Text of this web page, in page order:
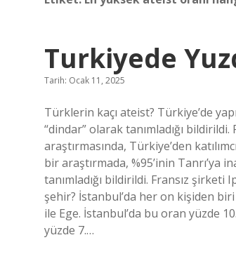
Turkiyede
Tarih: Ocak 11, 2025
Türklerin kaçı ateist? Türkiye’de
“dindar” olarak tanımladığı
araştırmasında, Türkiye’den
bir araştırmada, %95’inin Tanrı’ya
tanımladığı bildirildi. Fransız şirketi
şehir? İstanbul’da her on kişiden biri
ile Ege. İstanbul’da bu oran yüzde
yüzde 7.…